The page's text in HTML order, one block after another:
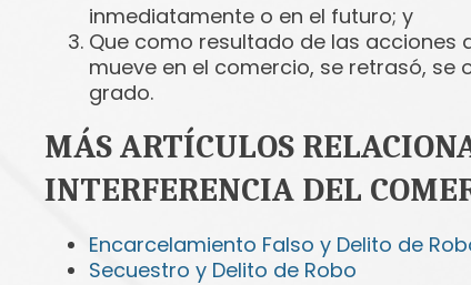
inmediatamente o en el futuro; y
Que como resultado de las acciones
mueve en el comercio, se retrasó,
grado.
MÁS ARTÍCULOS
INTERFERENCIA DEL
Encarcelamiento Falso y Delito de
Secuestro y Delito de Robo